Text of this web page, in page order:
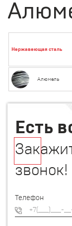
Нержавеющая сталь
Алюмель
Есть
звонок!
Телефон